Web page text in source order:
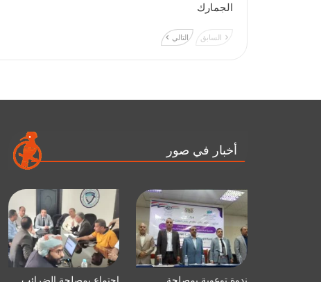
الجمارك
السابق التالي
أخبار في صور
ندوة توعوية بمصلحة اجتماع بمصلحة الضرائب